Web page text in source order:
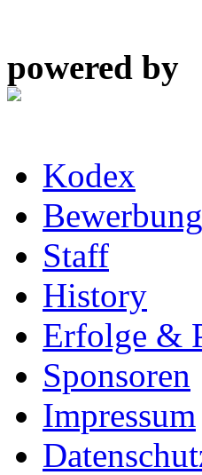
powered by
Kodex
Bewerbung
Staff
History
Erfolge &
Sponsoren
Impressum